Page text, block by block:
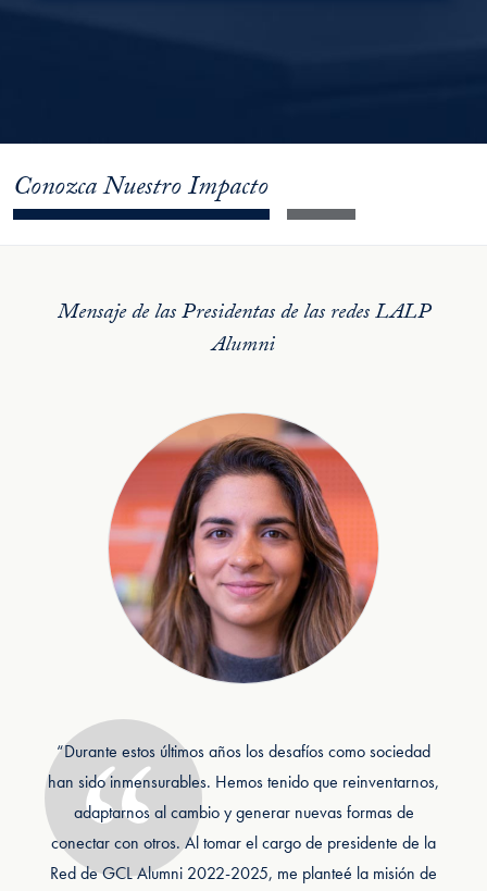
Conozca Nuestro Impacto
Mensaje de las Presidentas de las redes LALP
Alumni
“Durante estos últimos años los desafíos como sociedad
han sido inmensurables. Hemos tenido que reinventarnos,
adaptarnos al cambio y generar nuevas formas de
conectar con otros. Al tomar el cargo de presidente de la
Red de GCL Alumni 2022-2025, me planteé la misión de
“La salida de la pandemia nos obligó a repensar el rol del
Estado, de las instituciones y de las prioridades de agenda
de los servidores públicos de la región. Nos invitó a
reflexionar sobre nuestras prácticas de liderazgo y
comunicación. La escucha y la empatía se transformaron